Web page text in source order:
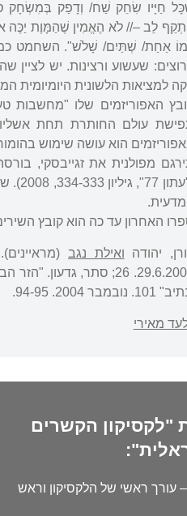
חַיָּיו שִׂחֵק שַׁח/ וְדָפַק בְּמִשְׂחָק
לֵב –// לֹא הֶאֱמִין שֶׁהַמָּוֶת
אַחַת/ שְׁתַּיִם/ שָׁלֹשׁ". השחמט
שעשוע ורצינות. יש לציין
למציאות הלשונית היומיומית
עולם החותרת תחת
הוא עושה שימוש
האחרון עד כה הוא קובץ השירים
יהודה ואילת נגב
סתר, גדעון. "הזר הבינארי – אני במזרח ולבי בפאתי מערב: הערות לשירתו של
נובמבר 2004. 94-95.
מאירי
"לקסיקון הקשרים
– עורך ראשי של הלקסיקון וראש